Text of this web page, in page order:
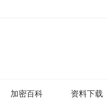
加密百科 资料下载